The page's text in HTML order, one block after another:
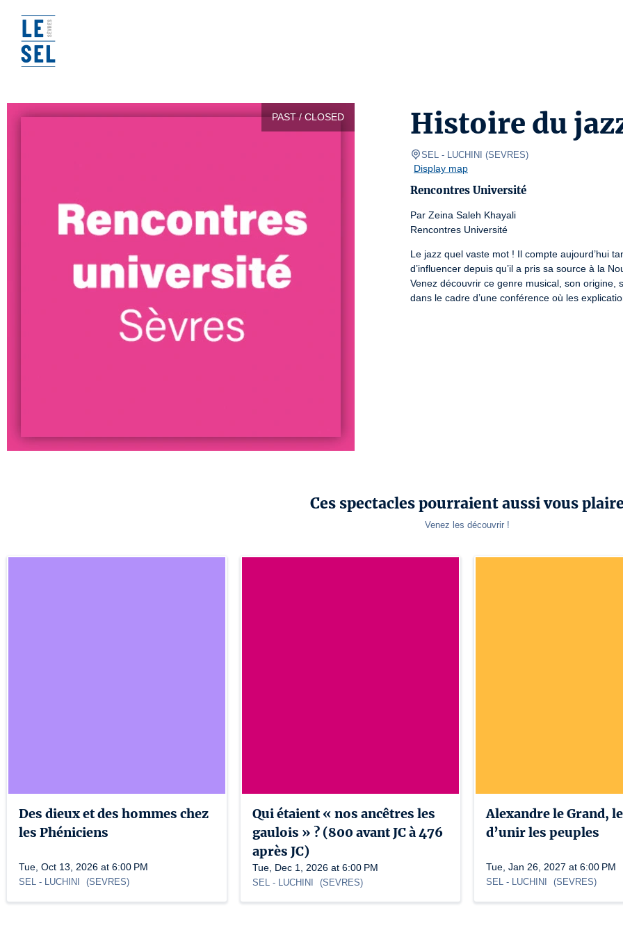
PAST / CLOSED Histoire du
SEL - LUCHINI (SEVRES)
Display map
Rencontres Université
Par Zeina Saleh Khayali
Rencontres Université
Le jazz quel vaste mot ! Il compte aujourd’hui
d’influencer depuis qu’il a pris sa source à la
Venez découvrir ce genre musical, son origine,
dans le cadre d’une conférence où les
Ces spectacles pourraient aussi vous
Venez les découvrir !
Des dieux et des hommes chez
les Phéniciens
Tue, Oct 13, 2026 at 6:00 PM
SEL - LUCHINI (SEVRES)
Qui étaient « nos ancêtres les
gaulois » ? (800 avant JC à 476
après JC)
Tue, Dec 1, 2026 at 6:00 PM
SEL - LUCHINI (SEVRES)
Alexandre le Grand,
d’unir les peuples
Tue, Jan 26, 2027 at 6:00 PM
SEL - LUCHINI (SEVRES)